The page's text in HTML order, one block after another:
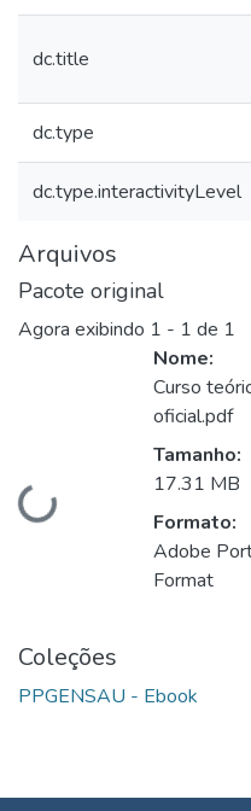
dc.title
dc.type
dc.type.interactivityLevel
Arquivos
Pacote original
Agora exibindo 1 - 1 de 1
Carregando...
Nome:
Curso
oficial.pdf
Tamanho:
17.31 MB
Formato:
Adobe
Format
Coleções
PPGENSAU - Ebook